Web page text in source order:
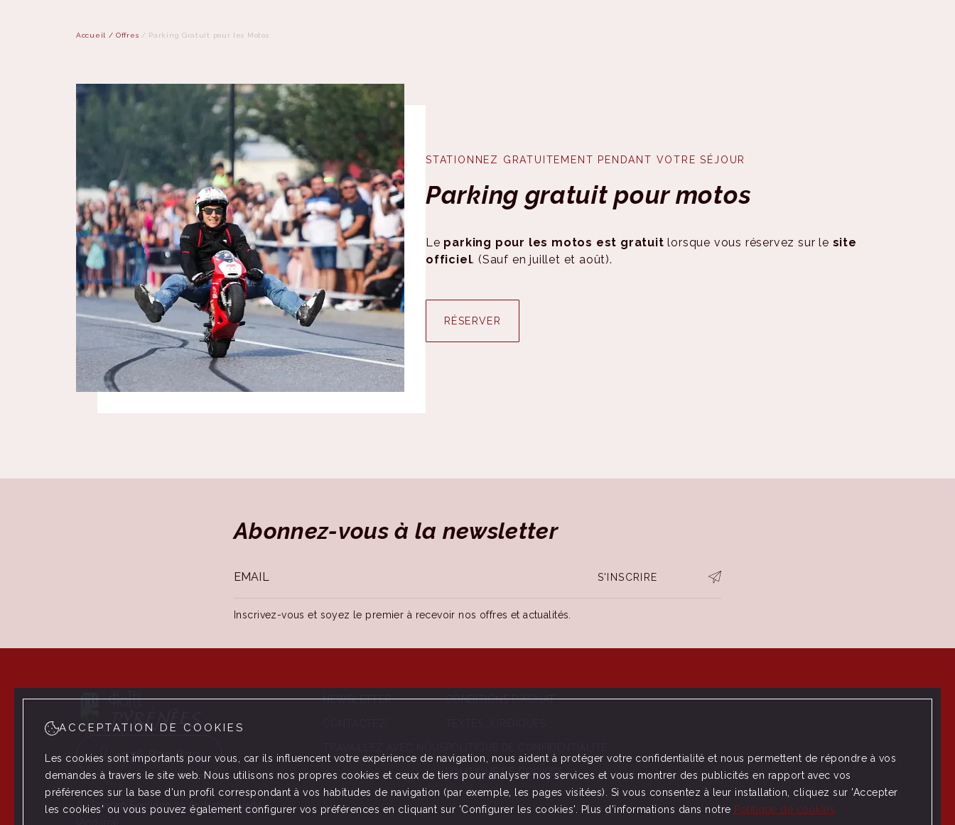
Accueil /Offres / Parking Gratuit pour les Motos
STATIONNEZ GRATUITEMENT PENDANT VOTRE SÉJOUR
Parking gratuit pour motos
Le parking pour les motos est gratuit lorsque vous réservez sur le site
officiel. (Sauf en juillet et août).
RÉSERVER
Abonnez-vous à la newsletter
S'INSCRIRE
Inscrivez-vous et soyez le premier à recevoir nos offres et actualités.
+376 879 879
NEWSLETTER CONDITIONS D'ACHAT
POLITIQUE DE COOKIES
Av. Príncep Benlloch 20 Andorra la Vella
ACCEPTATION DE COOKIES
Les cookies sont importants pour vous, car ils influencent votre expérience de navigation, nous aident à protéger votre confidentialité et nous permettent de répondre à vos
demandes à travers le site web. Nous utilisons nos propres cookies et ceux de tiers pour analyser nos services et vous montrer des publicités en rapport avec vos
préférences sur la base d'un profil correspondant à vos habitudes de navigation (par exemple, les pages visitées). Si vous consentez à leur installation, cliquez sur 'Accepter
les cookies' ou vous pouvez également configurer vos préférences en cliquant sur 'Configurer les cookies'. Plus d'informations dans notre Politique de cookies